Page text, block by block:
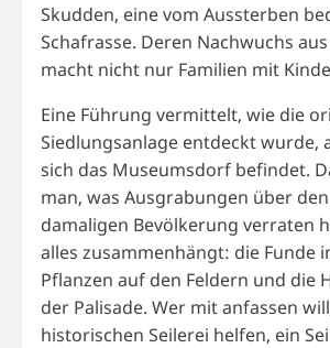
Skudden, eine vom Aussterben
Schafrasse. Deren Nachwuchs
macht nicht nur Familien mit
Eine Führung vermittelt, wie die
Siedlungsanlage entdeckt wurde,
sich das Museumsdorf befindet.
man, was Ausgrabungen über
damaligen Bevölkerung verraten
alles zusammenhängt: die Funde
Pflanzen auf den Feldern und die
der Palisade. Wer mit anfassen
historischen Seilerei helfen, ein